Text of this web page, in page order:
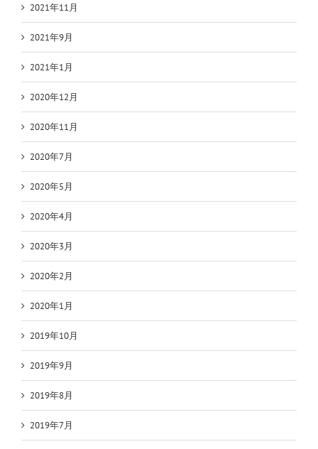
2021年11月
2021年9月
2021年1月
2020年12月
2020年11月
2020年7月
2020年5月
2020年4月
2020年3月
2020年2月
2020年1月
2019年10月
2019年9月
2019年8月
2019年7月